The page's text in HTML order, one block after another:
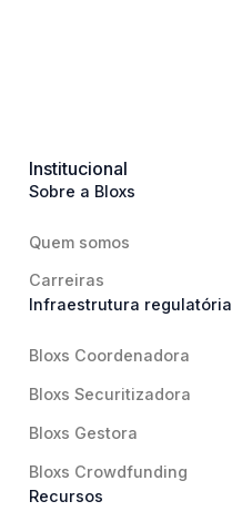
Institucional
Sobre a Bloxs
Quem somos
Carreiras
Infraestrutura regulatória
Bloxs Coordenadora
Bloxs Securitizadora
Bloxs Gestora
Bloxs Crowdfunding
Recursos